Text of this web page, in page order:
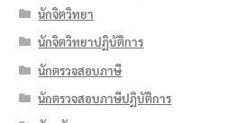
นักจิตวิทยา
นักจิตวิทยาปฏิบัติการ
นักตรวจสอบภาษี
นักตรวจสอบภาษีปฏิบัติการ